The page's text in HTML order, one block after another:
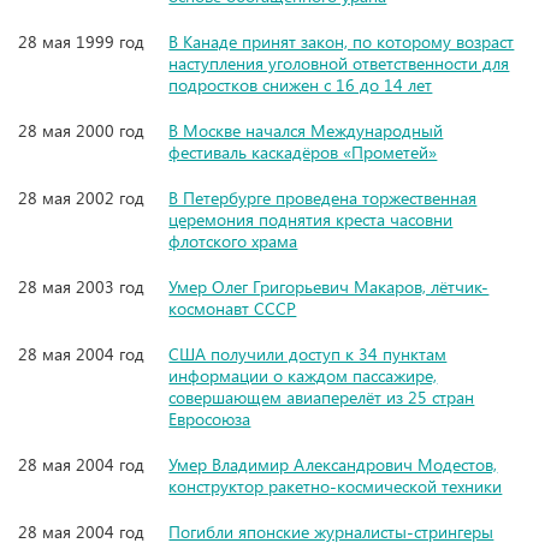
28 мая 1999 год
В Канаде принят закон, по которому возраст
наступления уголовной ответственности для
подростков снижен с 16 до 14 лет
28 мая 2000 год
В Москве начался Международный
фестиваль каскадёров «Прометей»
28 мая 2002 год
В Петербурге проведена торжественная
церемония поднятия креста часовни
флотского храма
28 мая 2003 год
Умер Олег Григорьевич Макаров, лётчик-
космонавт СССР
28 мая 2004 год
США получили доступ к 34 пунктам
информации о каждом пассажире,
совершающем авиаперелёт из 25 стран
Евросоюза
28 мая 2004 год
Умер Владимир Александрович Модестов,
конструктор ракетно-космической техники
28 мая 2004 год
Погибли японские журналисты-стрингеры